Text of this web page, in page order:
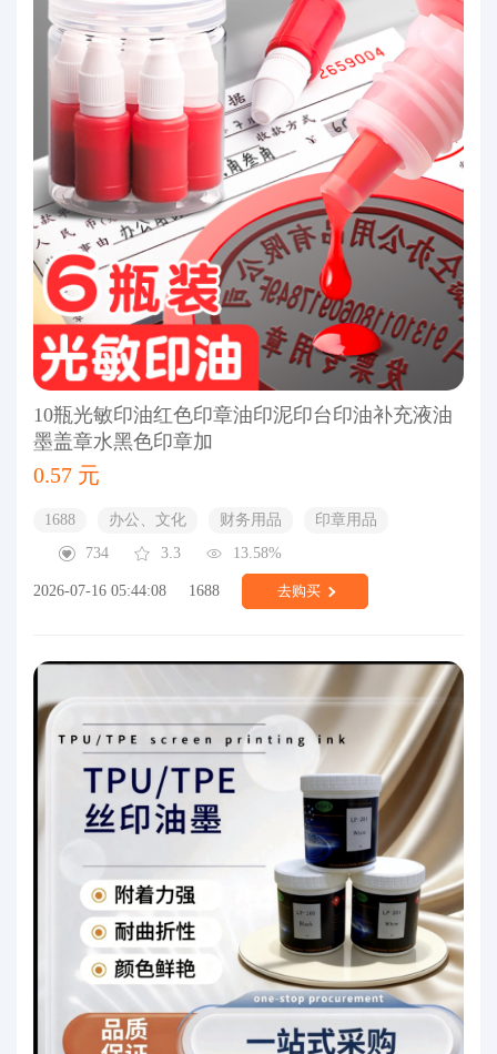
10瓶光敏印油红色印章油印泥印台印油补充液油
墨盖章水黑色印章加
0.57 元
1688 办公、文化 财务用品
印章用品
734
3.3 13.58%
2026-07-16 05:44:08 1688 去购买